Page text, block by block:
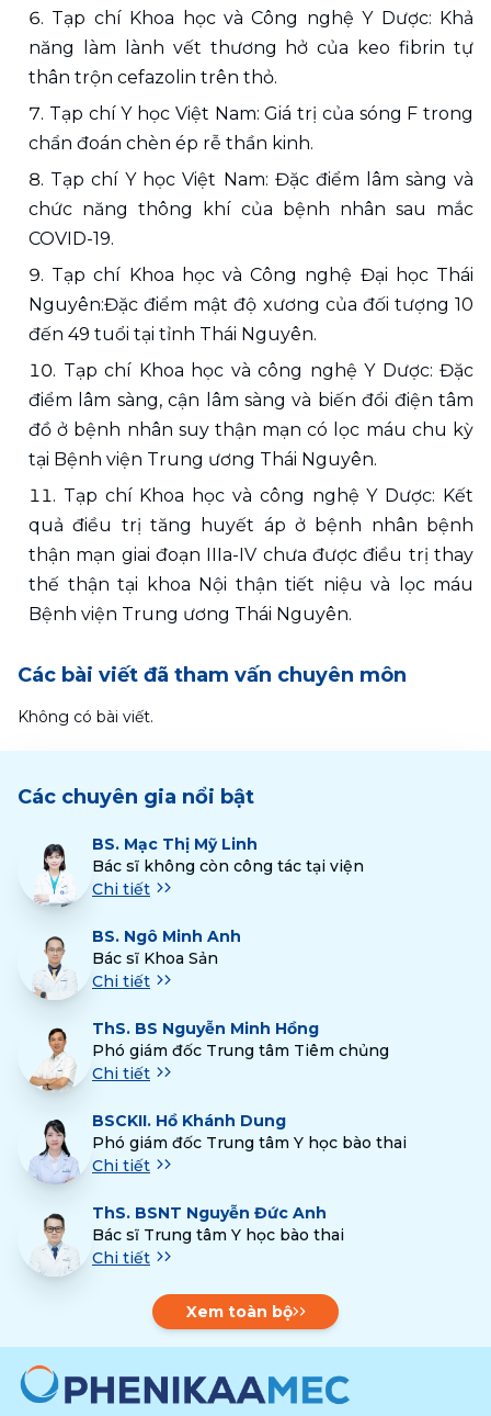
Tạp chí Khoa học và Công nghệ Y Dược: Khả
năng làm lành vết thương hở của keo fibrin tự
thân trộn cefazolin trên thỏ.
Tạp chí Y học Việt Nam: Giá trị của sóng F trong
chẩn đoán chèn ép rễ thần kinh.
Tạp chí Y học Việt Nam: Đặc điểm lâm sàng và
chức năng thông khí của bệnh nhân sau mắc
COVID-19.
Tạp chí Khoa học và Công nghệ Đại học Thái
Nguyên:Đặc điểm mật độ xương của đối tượng 10
đến 49 tuổi tại tỉnh Thái Nguyên.
Tạp chí Khoa học và công nghệ Y Dược: Đặc
điểm lâm sàng, cận lâm sàng và biến đổi điện tâm
đồ ở bệnh nhân suy thận mạn có lọc máu chu kỳ
tại Bệnh viện Trung ương Thái Nguyên.
Tạp chí Khoa học và công nghệ Y Dược: Kết
quả điều trị tăng huyết áp ở bệnh nhân bệnh
thận mạn giai đoạn IIIa-IV chưa được điều trị thay
thế thận tại khoa Nội thận tiết niệu và lọc máu
Bệnh viện Trung ương Thái Nguyên.
Các bài viết đã tham vấn chuyên môn
Không có bài viết.
Các chuyên gia nổi bật
BS. Mạc Thị Mỹ Linh
Bác sĩ không còn công tác tại viện
Chi tiết
BS. Ngô Minh Anh
Bác sĩ Khoa Sản
Chi tiết
ThS. BS Nguyễn Minh Hồng
Phó giám đốc Trung tâm Tiêm chủng
Chi tiết
BSCKII. Hồ Khánh Dung
Phó giám đốc Trung tâm Y học bào thai
Chi tiết
ThS. BSNT Nguyễn Đức Anh
Bác sĩ Trung tâm Y học bào thai
Chi tiết
Xem toàn bộ